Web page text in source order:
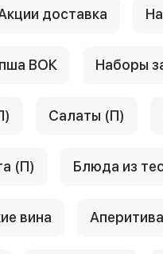
доставка
ВОК Наборы
Салаты (П)
(П) Блюда из
вина Аперитива